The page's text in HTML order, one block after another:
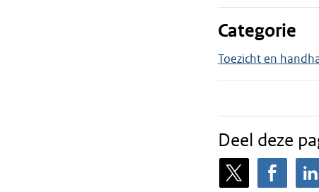
Categorie
Toezicht en
Deel deze